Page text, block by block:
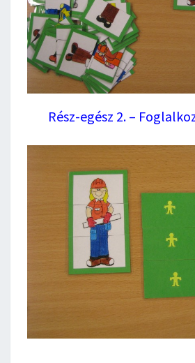
Rész-egész 2. –